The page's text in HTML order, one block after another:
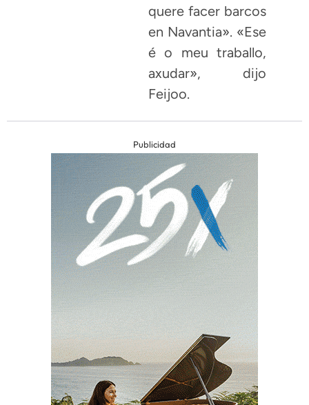
quere facer barcos
en Navantia». «Ese
é o meu traballo,
axudar», dijo
Feijoo.
Publicidad